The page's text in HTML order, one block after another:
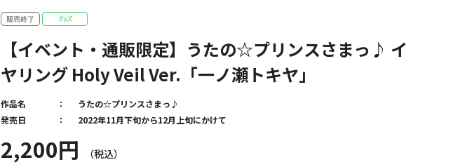
【イベント・通販限定】うたの☆プリンスさまっ♪ イ
ヤリング Holy Veil Ver.「一ノ瀬トキヤ」
2,200円
作品名
うたの☆プリンスさまっ♪
発売日
2022年11月下旬から12月上旬にかけて